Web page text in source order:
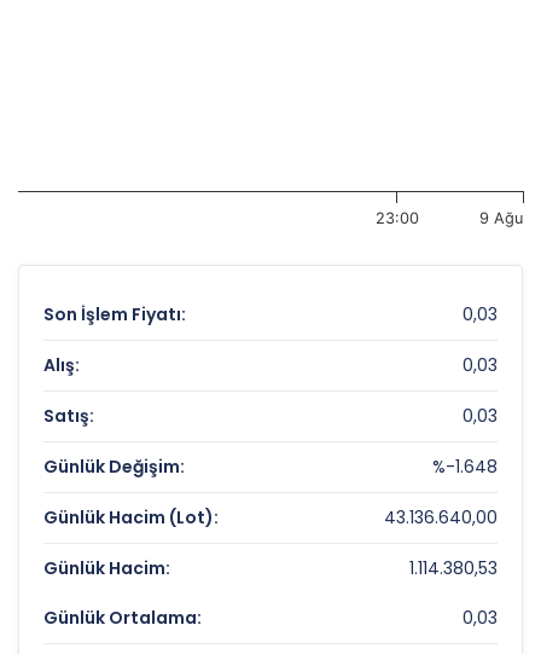
23:00 9 Ağu
Son İşlem Fiyatı: 0,03
Alış: 0,03
Satış: 0,03
Günlük Değişim: %-1.648
Günlük Hacim (Lot): 43.136.640,00
Günlük Hacim: 1.114.380,53
Günlük Ortalama: 0,03